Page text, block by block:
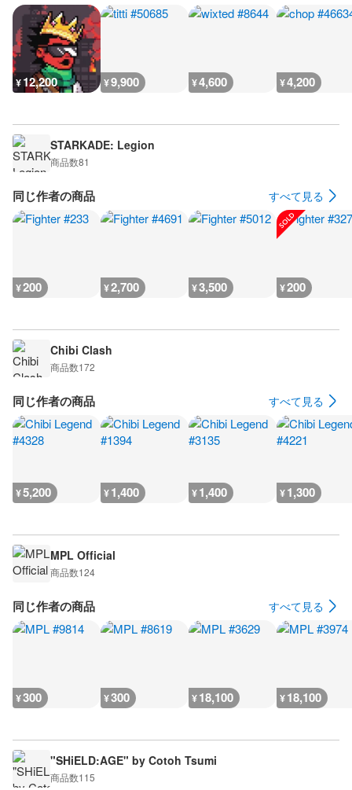
¥12,200 ¥9,900 ¥4,600 ¥4,200
STARKADE: Legion
商品数81
同じ作者の商品 すべて見る
¥200 ¥2,700 ¥3,500 ¥200
Chibi Clash
商品数172
同じ作者の商品 すべて見る
¥5,200 ¥1,400 ¥1,400 ¥1,300
MPL Official
商品数124
同じ作者の商品 すべて見る
¥300 ¥300 ¥18,100 ¥18,100
"SHiELD:AGE" by Cotoh Tsumi
商品数115